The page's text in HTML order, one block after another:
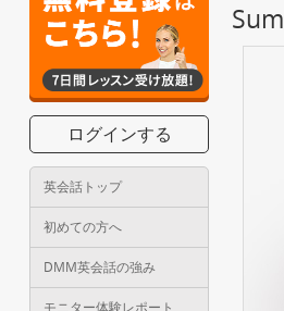
ログインする
英会話トップ
初めての方へ
DMM英会話の強み
モニター体験レポート